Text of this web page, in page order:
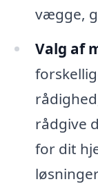
vægge,
Valg af
rådgive
for dit